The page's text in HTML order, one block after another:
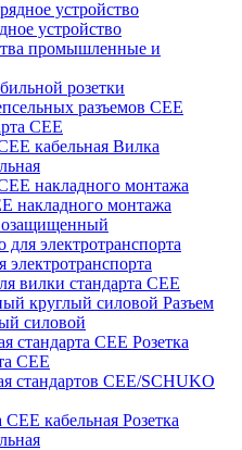
устройство
промышленные и
розетки
разъемов CEE
CEE
Вилка
накладного монтажа
для электротранспорта
электротранспорта
вилки стандарта CEE
Разъем
силовой
Розетка
CEE
стандартов CEE/SCHUKO
Розетка